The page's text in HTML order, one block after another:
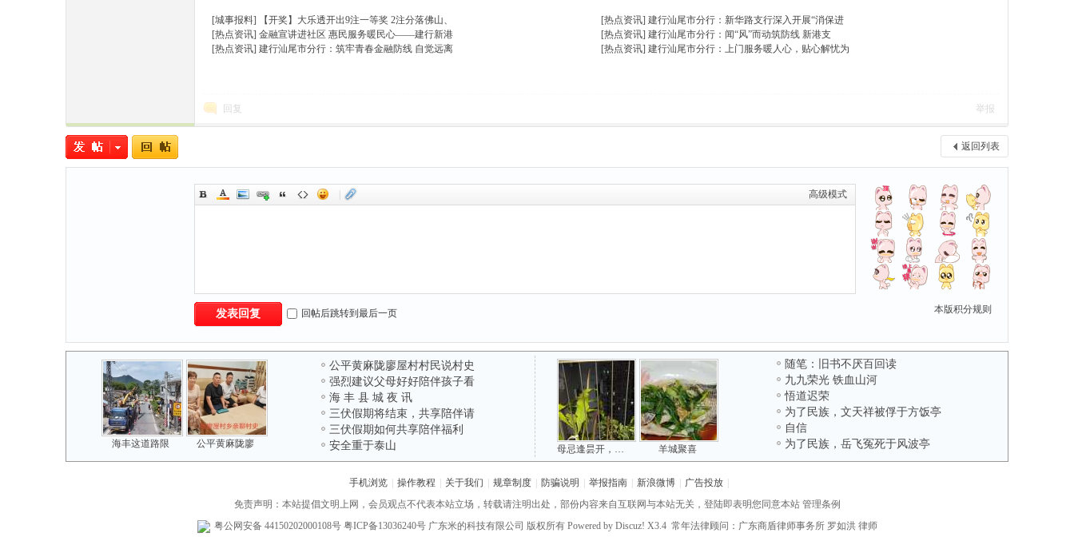
[城事报料]
【开奖】大乐透开出9注一等奖 2注分落佛山、
[热点资讯] 金融宣讲进社区 惠民服务暖民心——建行新港
[热点资讯] 建行汕尾市分行：筑牢青春金融防线 自觉远离
[热点资讯] 建行汕尾市分行：新华路支行深入开展“消保进
[热点资讯] 建行汕尾市分行：闻“风”而动筑防线 新港支
[热点资讯] 建行汕尾市分行：上门服务暖人心，贴心解忧为
回复 举报
返回列表
高级模式
本版积分规则
发表回复 回帖后跳转到最后一页
海丰这道路限 公平黄麻陇廖
公平黄麻陇廖屋村村民说村史
强烈建议父母好好陪伴孩子看
海 丰 县 城 夜 讯
三伏假期将结束，共享陪伴请
三伏假期如何共享陪伴福利
安全重于泰山
母忌逢昙开，清风寄相思 羊城聚喜
随笔：旧书不厌百回读
九九荣光 铁血山河
悟道迟荣
为了民族，文天祥被俘于方饭亭
自信
为了民族，岳飞冤死于风波亭
手机浏览 操作教程 关于我们 规章制度 防骗说明 举报指南 新浪微博 广告投放
免责声明：本站提倡文明上网，会员观点不代表本站立场，转载请注明出处，部份内容来自互联网与本站无关，登陆即表明您同意本站 管理条例
粤公网安备 44150202000108号 粤ICP备13036240号广东米的科技有限公司 版权所有 Powered by Discuz! X3.4 常年法律顾问：广东商盾律师事务所 罗如洪律师